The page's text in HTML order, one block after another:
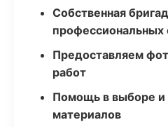
Собственная
профессиональных
Предоставляем
работ
Помощь в выборе и
материалов